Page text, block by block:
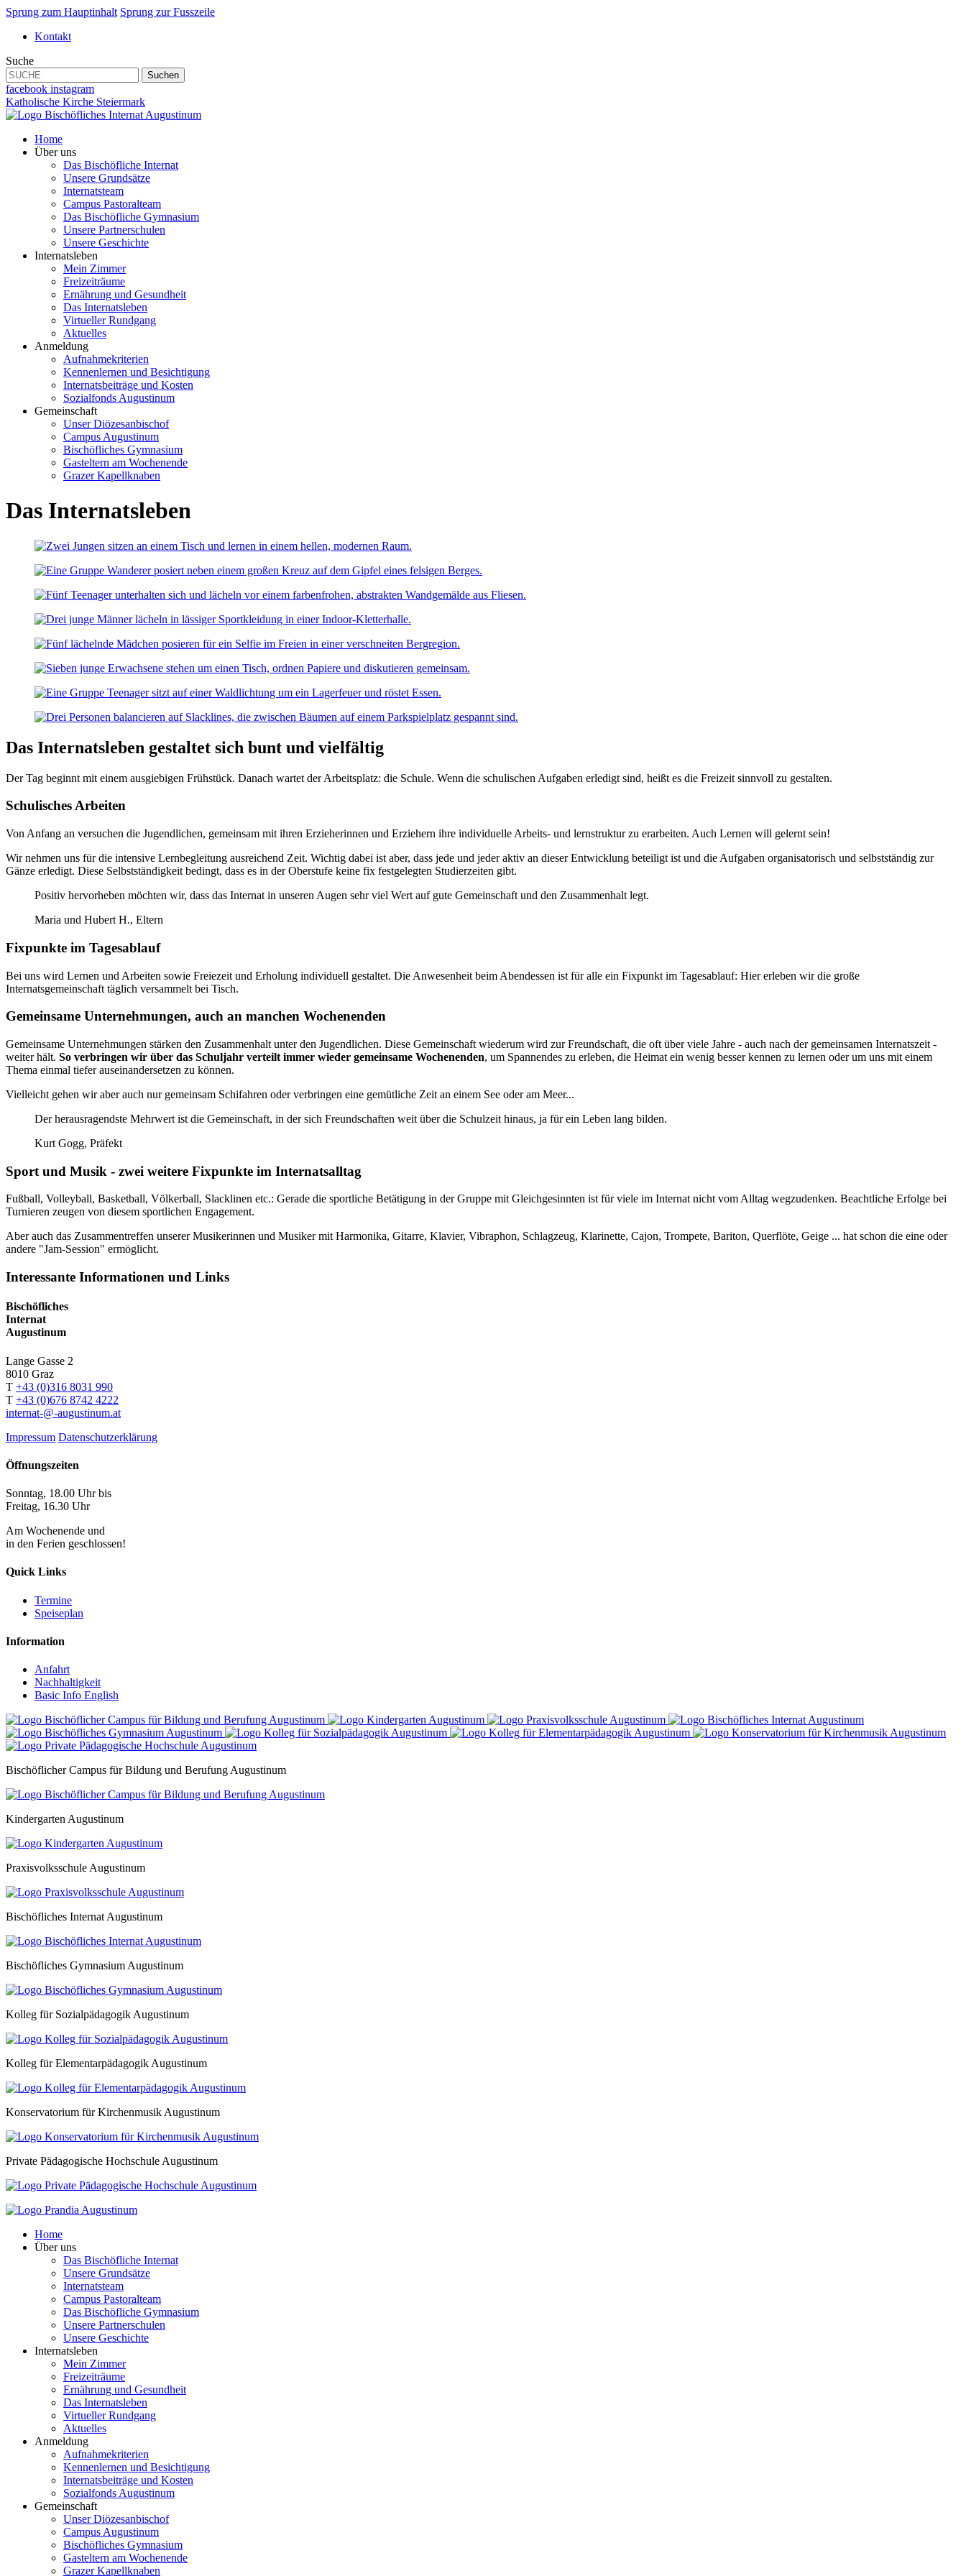
Sprung zum Hauptinhalt Sprung zur Fusszeile
Kontakt
Suche
Suchen
facebook instagram
Katholische Kirche Steiermark
Home
Über uns
Das Bischöfliche Internat
Unsere Grundsätze
Internatsteam
Campus Pastoralteam
Das Bischöfliche Gymnasium
Unsere Partnerschulen
Unsere Geschichte
Internatsleben
Mein Zimmer
Freizeiträume
Ernährung und Gesundheit
Das Internatsleben
Virtueller Rundgang
Aktuelles
Anmeldung
Aufnahmekriterien
Kennenlernen und Besichtigung
Internatsbeiträge und Kosten
Sozialfonds Augustinum
Gemeinschaft
Unser Diözesanbischof
Campus Augustinum
Bischöfliches Gymnasium
Gasteltern am Wochenende
Grazer Kapellknaben
Das Internatsleben
Das Internatsleben gestaltet sich bunt und vielfältig
Der Tag beginnt mit einem ausgiebigen Frühstück. Danach wartet der Arbeitsplatz: die Schule. Wenn die schulischen Aufgaben erledigt sind, heißt es die Freizeit sinnvoll zu gestalten.
Schulisches Arbeiten
Von Anfang an versuchen die Jugendlichen, gemeinsam mit ihren Erzieherinnen und Erziehern ihre individuelle Arbeits- und lernstruktur zu erarbeiten. Auch Lernen will gelernt sein!
Wir nehmen uns für die intensive Lernbegleitung ausreichend Zeit. Wichtig dabei ist aber, dass jede und jeder aktiv an dieser Entwicklung beteiligt ist und die Aufgaben organisatorisch und selbstständig zur
Gänze erledigt. Diese Selbstständigkeit bedingt, dass es in der Oberstufe keine fix festgelegten Studierzeiten gibt.
Positiv hervorheben möchten wir, dass das Internat in unseren Augen sehr viel Wert auf gute Gemeinschaft und den Zusammenhalt legt.
Maria und Hubert H., Eltern
Fixpunkte im Tagesablauf
Bei uns wird Lernen und Arbeiten sowie Freiezeit und Erholung individuell gestaltet. Die Anwesenheit beim Abendessen ist für alle ein Fixpunkt im Tagesablauf: Hier erleben wir die große
Internatsgemeinschaft täglich versammelt bei Tisch.
Gemeinsame Unternehmungen, auch an manchen Wochenenden
Gemeinsame Unternehmungen stärken den Zusammenhalt unter den Jugendlichen. Diese Gemeinschaft wiederum wird zur Freundschaft, die oft über viele Jahre - auch nach der gemeinsamen Internatszeit -
weiter hält. So verbringen wir über das Schuljahr verteilt immer wieder gemeinsame Wochenenden, um Spannendes zu erleben, die Heimat ein wenig besser kennen zu lernen oder um uns mit einem
Thema einmal tiefer auseinandersetzen zu können.
Vielleicht gehen wir aber auch nur gemeinsam Schifahren oder verbringen eine gemütliche Zeit an einem See oder am Meer...
Der herausragendste Mehrwert ist die Gemeinschaft, in der sich Freundschaften weit über die Schulzeit hinaus, ja für ein Leben lang bilden.
Kurt Gogg, Präfekt
Sport und Musik - zwei weitere Fixpunkte im Internatsalltag
Fußball, Volleyball, Basketball, Völkerball, Slacklinen etc.: Gerade die sportliche Betätigung in der Gruppe mit Gleichgesinnten ist für viele im Internat nicht vom Alltag wegzudenken. Beachtliche Erfolge bei
Turnieren zeugen von diesem sportlichen Engagement.
Aber auch das Zusammentreffen unserer Musikerinnen und Musiker mit Harmonika, Gitarre, Klavier, Vibraphon, Schlagzeug, Klarinette, Cajon, Trompete, Bariton, Querflöte, Geige ... hat schon die eine oder
andere "Jam-Session" ermöglicht.
Interessante Informationen und Links
Bischöfliches
Internat
Augustinum
Lange Gasse 2
8010 Graz
T +43 (0)316 8031 990
T +43 (0)676 8742 4222
internat-@-augustinum.at
Impressum Datenschutzerklärung
Öffnungszeiten
Sonntag, 18.00 Uhr bis
Freitag, 16.30 Uhr
Am Wochenende und
in den Ferien geschlossen!
Quick Links
Termine
Speiseplan
Information
Anfahrt
Nachhaltigkeit
Basic Info English
Bischöflicher Campus für Bildung und Berufung Augustinum
Kindergarten Augustinum
Praxisvolksschule Augustinum
Bischöfliches Internat Augustinum
Bischöfliches Gymnasium Augustinum
Kolleg für Sozialpädagogik Augustinum
Kolleg für Elementarpädagogik Augustinum
Konservatorium für Kirchenmusik Augustinum
Private Pädagogische Hochschule Augustinum
Home
Über uns
Das Bischöfliche Internat
Unsere Grundsätze
Internatsteam
Campus Pastoralteam
Das Bischöfliche Gymnasium
Unsere Partnerschulen
Unsere Geschichte
Internatsleben
Mein Zimmer
Freizeiträume
Ernährung und Gesundheit
Das Internatsleben
Virtueller Rundgang
Aktuelles
Anmeldung
Aufnahmekriterien
Kennenlernen und Besichtigung
Internatsbeiträge und Kosten
Sozialfonds Augustinum
Gemeinschaft
Unser Diözesanbischof
Campus Augustinum
Bischöfliches Gymnasium
Gasteltern am Wochenende
Grazer Kapellknaben